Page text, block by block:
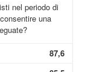
nel periodo di
una
87,6